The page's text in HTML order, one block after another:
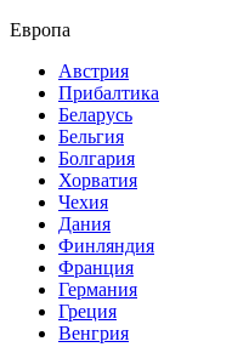
Европа
Австрия
Прибалтика
Беларусь
Бельгия
Болгария
Хорватия
Чехия
Дания
Финляндия
Франция
Германия
Греция
Венгрия